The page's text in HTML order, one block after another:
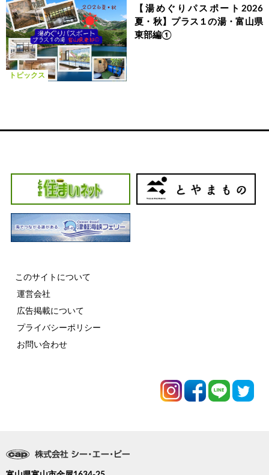
トピックス
【湯めぐりパスポート2026
夏・秋】プラス１の湯・富山県
東部編①
このサイトについて
運営会社
広告掲載について
プライバシーポリシー
お問い合わせ